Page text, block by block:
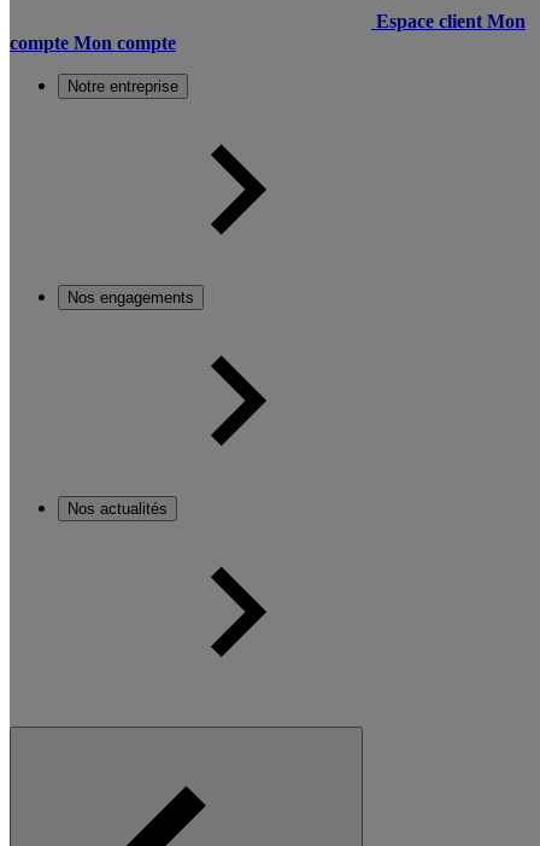
Espace client Mon
compte Mon compte
Notre entreprise
Nos engagements
Nos actualités